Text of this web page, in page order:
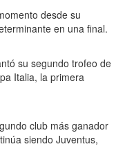
desde su
en una final.
su segundo trofeo de
Italia, la primera
club más ganador
siendo Juventus,